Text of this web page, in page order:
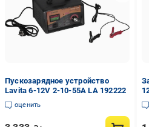
Пускозарядное устройство
Lavita 6-12V 2-10-55A LA 192222
оценить